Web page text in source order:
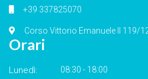
+39 337825070
Corso Vittorio Emanuele II 119/
Orari
Lunedì: 08:30 - 18:00